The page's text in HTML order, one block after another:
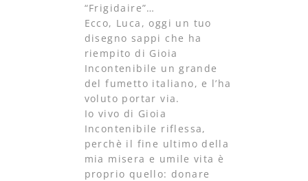
“Frigidaire”…
Ecco, Luca, oggi un tuo
disegno sappi che ha
riempito di Gioia
Incontenibile un grande
del fumetto italiano, e l’ha
voluto portar via.
Io vivo di Gioia
Incontenibile riflessa,
perchè il fine ultimo della
mia misera e umile vita è
proprio quello: donare